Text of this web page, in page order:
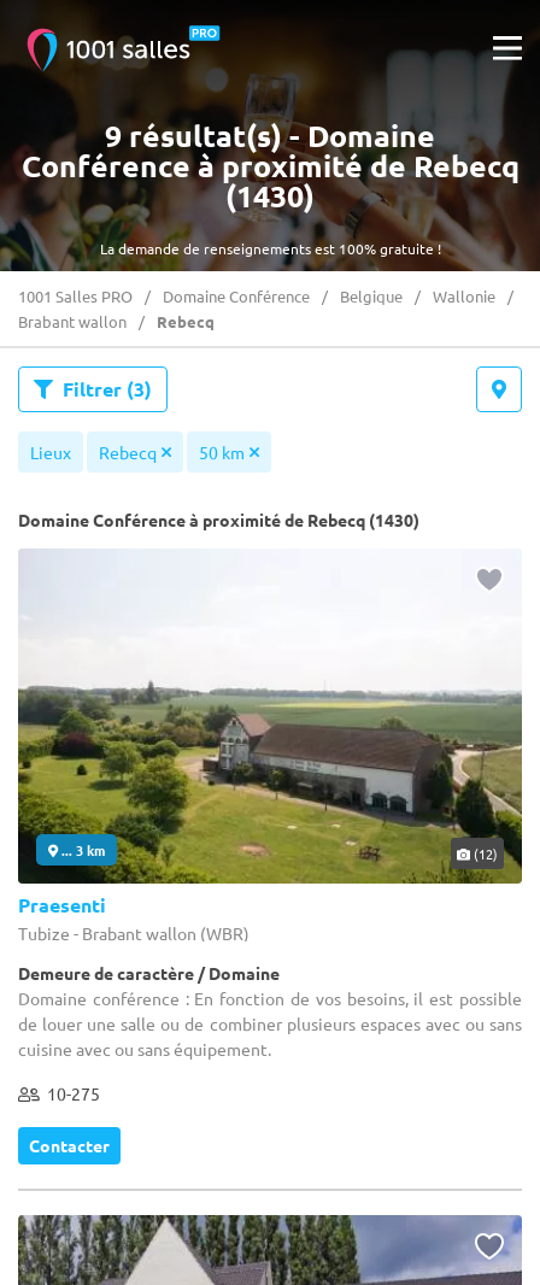
La demande de renseignements est 100% gratuite !
9 résultat(s) - Domaine
Conférence à proximité de Rebecq
(1430)
1001 Salles PRO Domaine Conférence Belgique
Wallonie
Brabant wallon
Rebecq
Filtrer (3)
Lieux Rebecq 50 km
Domaine Conférence à proximité de Rebecq (1430)
... 3 km (12)
Praesenti
Tubize - Brabant wallon (WBR)
Demeure de caractère / Domaine
Domaine conférence : En fonction de vos besoins, il est possible
de louer une salle ou de combiner plusieurs espaces avec ou sans
cuisine avec ou sans équipement.
10-275
Contacter